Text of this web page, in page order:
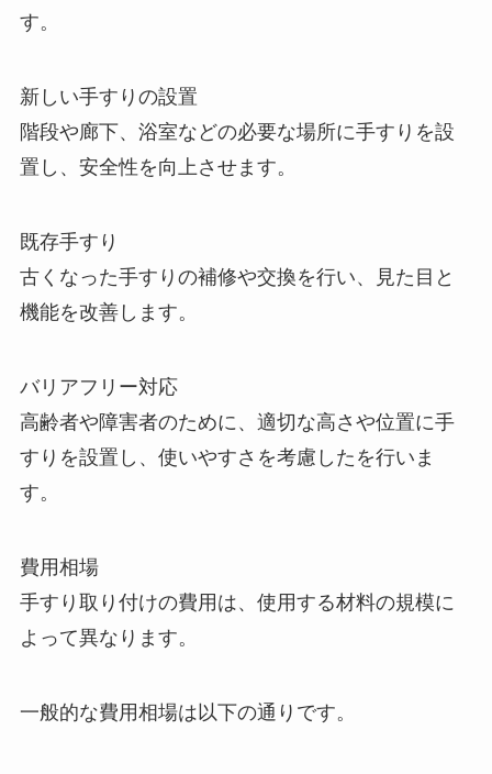
す。
新しい手すりの設置
階段や廊下、浴室などの必要な場所に手すりを設
置し、安全性を向上させます。
既存手すり
古くなった手すりの補修や交換を行い、見た目と
機能を改善します。
バリアフリー対応
高齢者や障害者のために、適切な高さや位置に手
すりを設置し、使いやすさを考慮したを行いま
す。
費用相場
手すり取り付けの費用は、使用する材料の規模に
よって異なります。
一般的な費用相場は以下の通りです。